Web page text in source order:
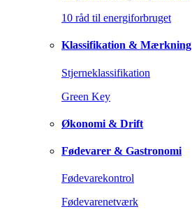
10 råd til energiforbruget
Klassifikation & Mærkning
Stjerneklassifikation
Green Key
Økonomi & Drift
Fødevarer & Gastronomi
Fødevarekontrol
Fødevarenetværk